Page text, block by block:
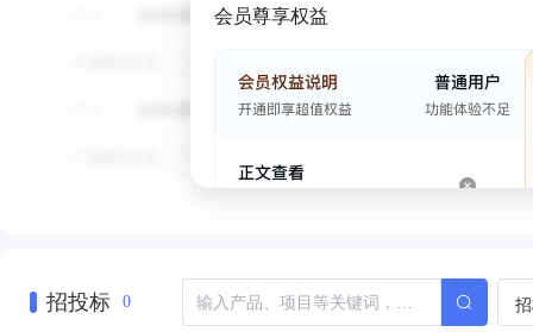
会员尊享权益
招投标 0